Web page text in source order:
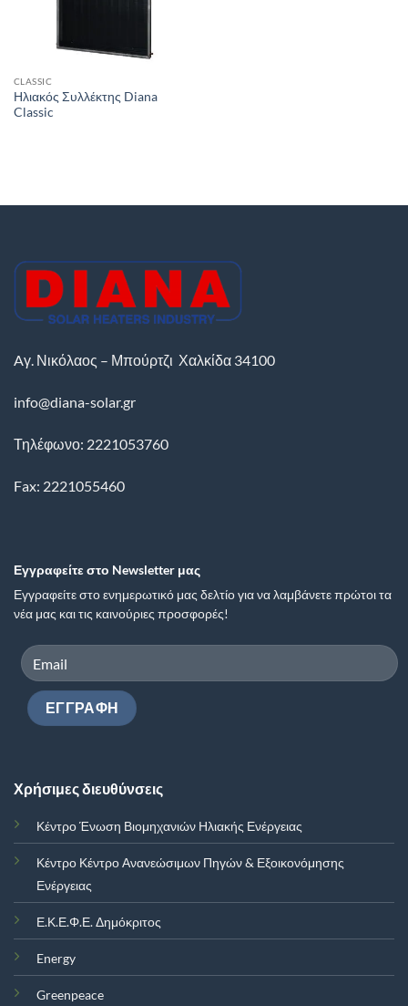
CLASSIC
Ηλιακός Συλλέκτης Diana
Classic
Aγ. Νικόλαος – Μπούρτζι Χαλκίδα 34100
info@diana-solar.gr
Τηλέφωνο: 2221053760
Fax: 2221055460
Εγγραφείτε στο Newsletter μας
Εγγραφείτε στο ενημερωτικό μας δελτίο για να λαμβάνετε πρώτοι τα
νέα μας και τις καινούριες προσφορές!
Χρήσιμες διευθύνσεις
Κέντρο Ένωση Βιομηχανιών Ηλιακής Ενέργειας
Κέντρο Κέντρο Ανανεώσιμων Πηγών & Εξοικονόμησης
Ενέργειας
Ε.Κ.Ε.Φ.Ε. Δημόκριτος
Energy
Greenpeace